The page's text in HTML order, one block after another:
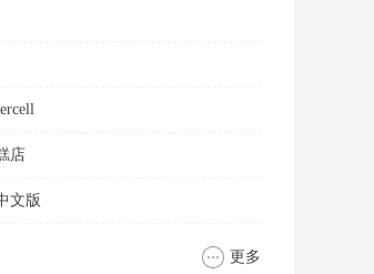
店
文版
更多